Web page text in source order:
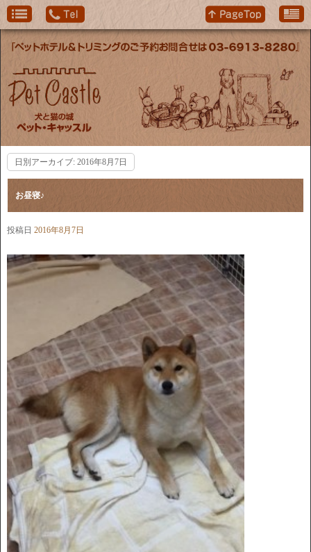
日別アーカイブ: 2016年8月7日
お昼寝♪
投稿日 2016年8月7日